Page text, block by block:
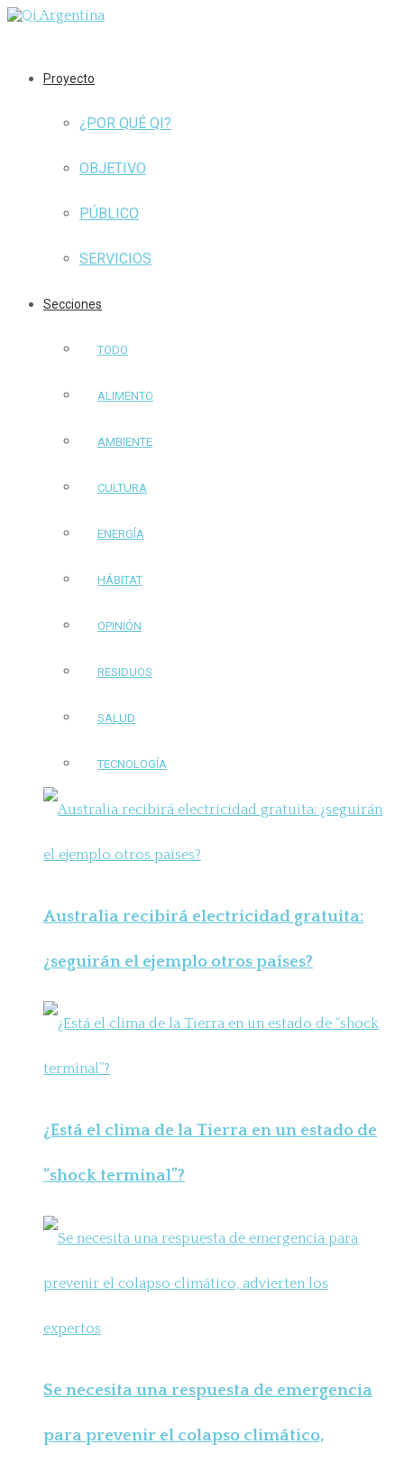
Proyecto
¿POR QUÉ QI?
OBJETIVO
PÚBLICO
SERVICIOS
Secciones
TODO
ALIMENTO
AMBIENTE
CULTURA
ENERGÍA
HÁBITAT
OPINIÓN
RESIDUOS
SALUD
TECNOLOGÍA
Australia recibirá electricidad gratuita:
¿seguirán el ejemplo otros países?
¿Está el clima de la Tierra en un estado de
“shock terminal”?
Se necesita una respuesta de emergencia
para prevenir el colapso climático,